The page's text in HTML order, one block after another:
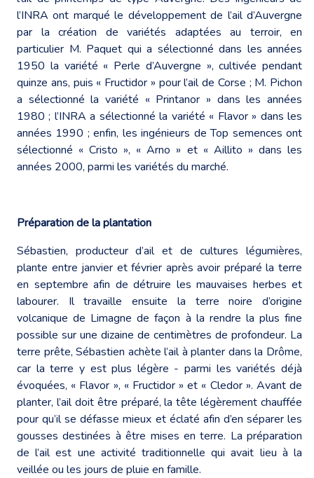
l’INRA ont marqué le développement de l’ail d’Auvergne
par la création de variétés adaptées au terroir, en
particulier M. Paquet qui a sélectionné dans les années
1950 la variété « Perle d’Auvergne », cultivée pendant
quinze ans, puis « Fructidor » pour l’ail de Corse ; M. Pichon
a sélectionné la variété « Printanor » dans les années
1980 ; l’INRA a sélectionné la variété « Flavor » dans les
années 1990 ; enfin, les ingénieurs de Top semences ont
sélectionné « Cristo », « Arno » et « Aillito » dans les
années 2000, parmi les variétés du marché.
Préparation de la plantation
Sébastien, producteur d’ail et de cultures légumières,
plante entre janvier et février après avoir préparé la terre
en septembre afin de détruire les mauvaises herbes et
labourer. Il travaille ensuite la terre noire d’origine
volcanique de Limagne de façon à la rendre la plus fine
possible sur une dizaine de centimètres de profondeur. La
terre prête, Sébastien achète l’ail à planter dans la Drôme,
car la terre y est plus légère - parmi les variétés déjà
évoquées, « Flavor », « Fructidor » et « Cledor ». Avant de
planter, l’ail doit être préparé, la tête légèrement chauffée
pour qu’il se défasse mieux et éclaté afin d’en séparer les
gousses destinées à être mises en terre. La préparation
de l’ail est une activité traditionnelle qui avait lieu à la
veillée ou les jours de pluie en famille.